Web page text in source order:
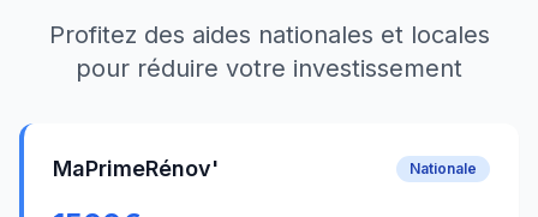
Profitez des aides nationales et locales
pour réduire votre investissement
MaPrimeRénov' Nationale